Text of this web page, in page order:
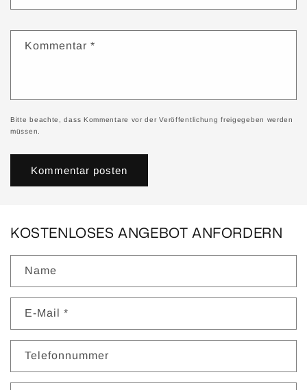
Kommentar *
Bitte beachte, dass Kommentare vor der Veröffentlichung freigegeben werden
müssen.
KOSTENLOSES ANGEBOT ANFORDERN
Name
E-Mail *
Telefonnummer